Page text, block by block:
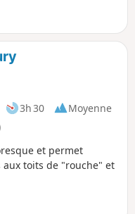
3h 30
Moyenne
et permet
toits de "rouche" et